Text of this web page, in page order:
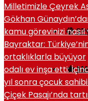
Milletimizle Çeyrek
Gökhan
kamu görevinizi nasıl
Bayraktar:
ortaklıklarla büyüyor
odalı ev inşa etti:
yıl sonra çocuk
Çiçek Pasajı’nda